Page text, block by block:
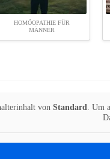
HOMÖOPATHIE FÜR
MÄNNER
von Standard. Um